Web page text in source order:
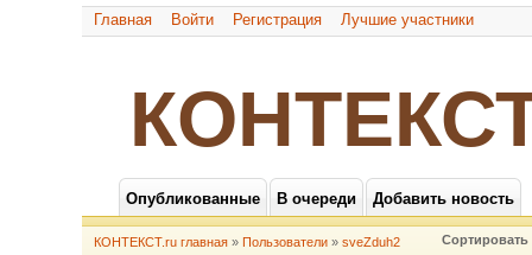
Главная Войти Регистрация Лучшие участники
Опубликованные В очереди Добавить новость
КОНТЕКСТ.ru главная » Пользователи » sveZduh2